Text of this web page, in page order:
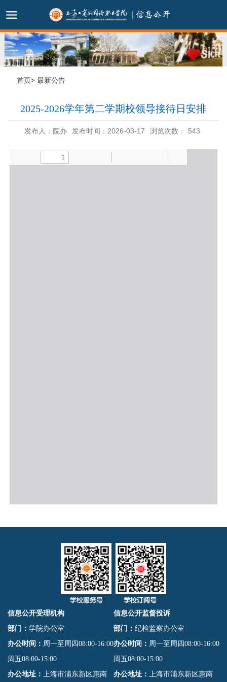
首页 最新公告
2025-2026学年第二学期校领导接待日安排
发布人：院办 发布时间：2026-03-17 浏览次数： 543
信息公开受理机构
部门： 学院办公室
办公时间： 周一至周四08:00-16:00
周五08:00-15:00
办公地址： 上海市浦东新区惠南
信息公开监督投诉
部门： 纪检监察办公室
办公时间： 周一至周四08:00-16:00
周五08:00-15:00
办公地址： 上海市浦东新区惠南